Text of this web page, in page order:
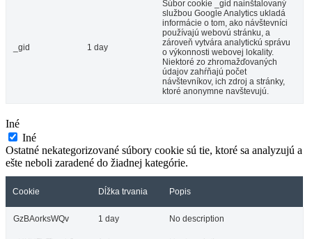
_gid 1 day
Súbor cookie _gid nainštalovaný
službou Google Analytics ukladá
informácie o tom, ako návštevníci
používajú webovú stránku, a
zároveň vytvára analytickú správu
o výkonnosti webovej lokality.
Niektoré zo zhromažďovaných
údajov zahŕňajú počet
návštevníkov, ich zdroj a stránky,
ktoré anonymne navštevujú.
Iné
Iné
Ostatné nekategorizované súbory cookie sú tie, ktoré sa analyzujú a
ešte neboli zaradené do žiadnej kategórie.
Cookie Dĺžka trvania Popis
GzBAorksWQv 1 day No description